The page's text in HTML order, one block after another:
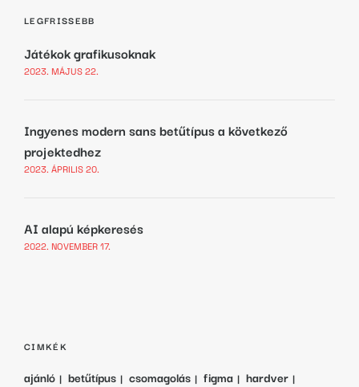
LEGFRISSEBB
Játékok grafikusoknak
2023. MÁJUS 22.
Ingyenes modern sans betűtípus a következő
projektedhez
2023. ÁPRILIS 20.
AI alapú képkeresés
2022. NOVEMBER 17.
CIMKÉK
ajánló betűtípus csomagolás figma
hardver